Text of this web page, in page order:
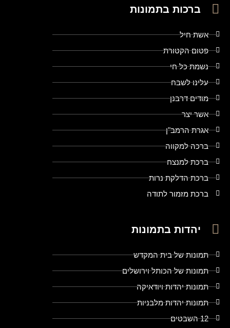
ברכות בתמונות
אשת חיל
פטום הקטורת
נשמת כל חי
עלינו לשבח
מודים דרבנן
אשר יצר
אגרת הרמב"ן
ברכה למקווה
ברכת למנצח
ברכת הדלקת נרות
ברכת מזמור לתודה
יהדות בתמונות
תמונות של בית המקדש
תמונות של הכותל וירושלים
תמונות יהדות ויודאיקה
תמונות יהדות מלבניות
12 השבטים